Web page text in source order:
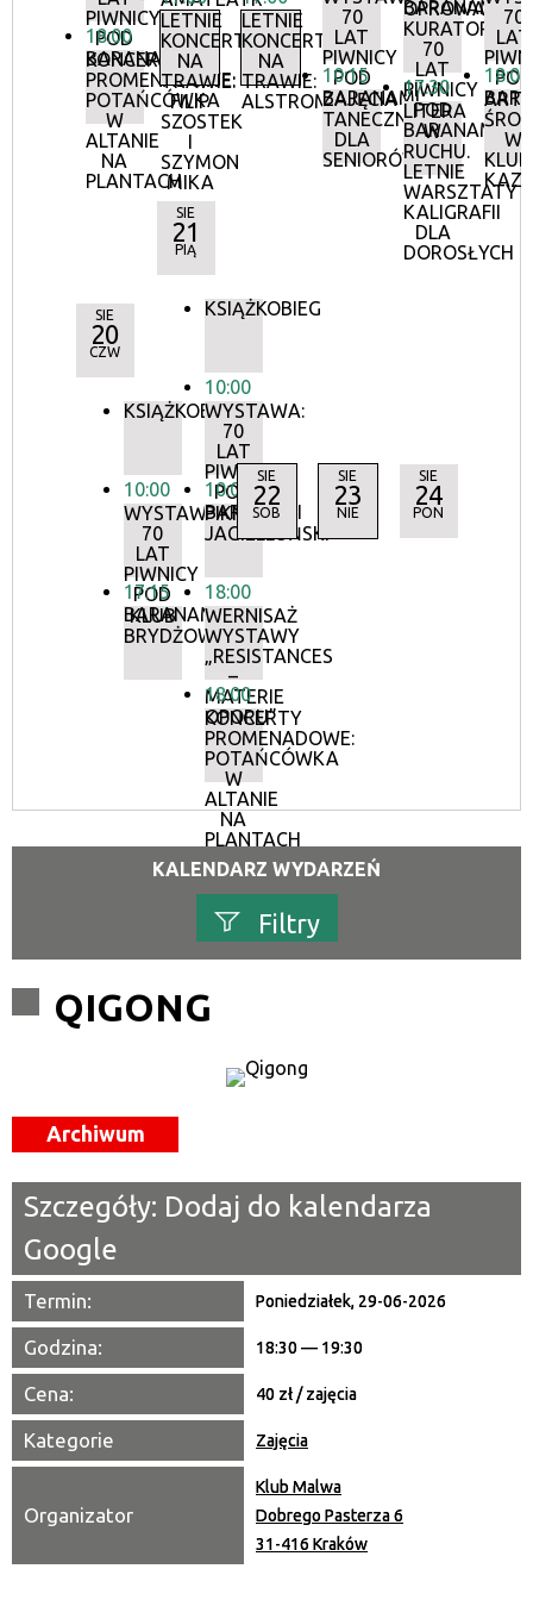
PIWNICY
POD
BARANAMI
18:00
KONCERTY
PROMENADOWE:
POTAŃCÓWKA
W
ALTANIE
NA
PLANTACH
LETNIE
KONCERTY
NA
TRAWIE:
FILIP
SZOSTEK
I
SZYMON
MIKA
LETNIE
KONCERTY
NA
TRAWIE:
ALSTROMERIE
70
LAT
PIWNICY
POD
BARANAMI
10:15
ZAJĘCIA
TANECZNE
DLA
SENIORÓW
BARANAMI
KURATORSKIE:
70
LAT
PIWNICY
POD
BARANAMI
17:30
LITERA
W
RUCHU.
LETNIE
WARSZTATY
KALIGRAFII
DLA
DOROSŁYCH
70
LAT
POD
18:00
W
SIE
20
CZW
KSIĄŻKOBIEG
10:00
WYSTAWA:
70
LAT
PIWNICY
POD
BARANAMI
17:15
KLUB
BRYDŻOWY
SIE
21
PIĄ
KSIĄŻKOBIEG
10:00
WYSTAWA:
70
LAT
PIWNICY
POD
BARANAMI
10:00
PIKNIK
JAGIELLOŃSKI
18:00
WERNISAŻ
WYSTAWY
„RESISTANCES
–
MATERIE
OPORU”
18:00
KONCERTY
PROMENADOWE:
POTAŃCÓWKA
W
ALTANIE
NA
PLANTACH
SIE
22
SOB
SIE
23
NIE
SIE
24
PON
KALENDARZ WYDARZEŃ
Filtry
Miejsce
Promowane
QIGONG
Archiwum
Szczegóły: Dodaj do kalendarza
Google
Termin: Poniedziałek, 29-06-2026
Godzina: 18:30 — 19:30
Cena: 40 zł / zajęcia
Kategorie Zajęcia
Organizator
Klub Malwa
Dobrego Pasterza 6
31-416 Kraków